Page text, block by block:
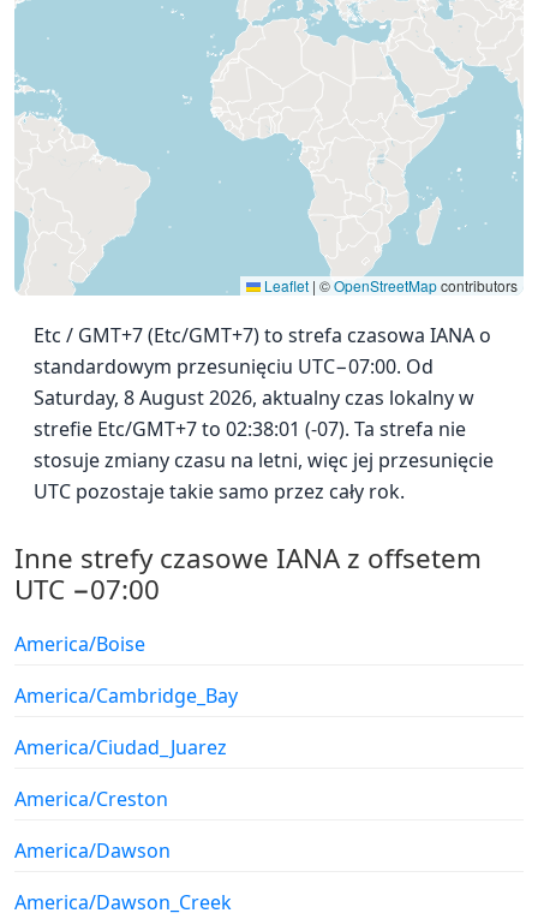
Leaflet | ©OpenStreetMapcontributors
Etc / GMT+7 (Etc/GMT+7) to strefa czasowa IANA o
standardowym przesunięciu UTC−07:00. Od
Saturday, 8 August 2026, aktualny czas lokalny w
strefie Etc/GMT+7 to 02:38:01 (-07). Ta strefa nie
stosuje zmiany czasu na letni, więc jej przesunięcie
UTC pozostaje takie samo przez cały rok.
Inne strefy czasowe IANA z offsetem
UTC −07:00
America/Boise
America/Cambridge_Bay
America/Ciudad_Juarez
America/Creston
America/Dawson
America/Dawson_Creek